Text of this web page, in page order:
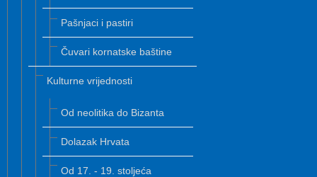
Pašnjaci i pastiri
Čuvari kornatske baštine
Kulturne vrijednosti
Od neolitika do Bizanta
Dolazak Hrvata
Od 17. - 19. stoljeća